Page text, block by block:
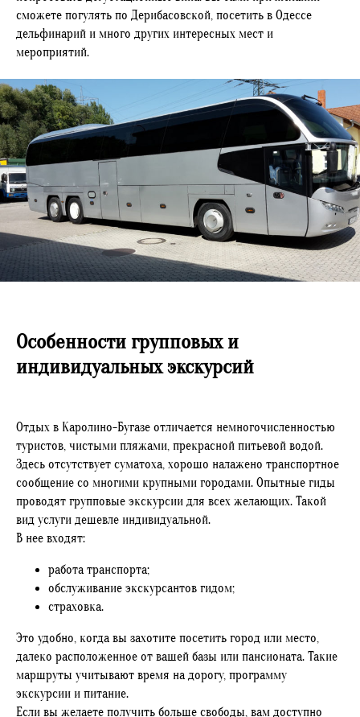
сможете погулять по Дерибасовской, посетить в Одессе
дельфинарий и много других интересных мест и
мероприятий.
Особенности групповых и
индивидуальных экскурсий
Отдых в Каролино-Бугазе отличается немногочисленностью
туристов, чистыми пляжами, прекрасной питьевой водой.
Здесь отсутствует суматоха, хорошо налажено транспортное
сообщение со многими крупными городами. Опытные гиды
проводят групповые экскурсии для всех желающих. Такой
вид услуги дешевле индивидуальной.
В нее входят:
работа транспорта;
обслуживание экскурсантов гидом;
страховка.
Это удобно, когда вы захотите посетить город или место,
далеко расположенное от вашей базы или пансионата. Такие
маршруты учитывают время на дорогу, программу
экскурсии и питание.
Если вы желаете получить больше свободы, вам доступно